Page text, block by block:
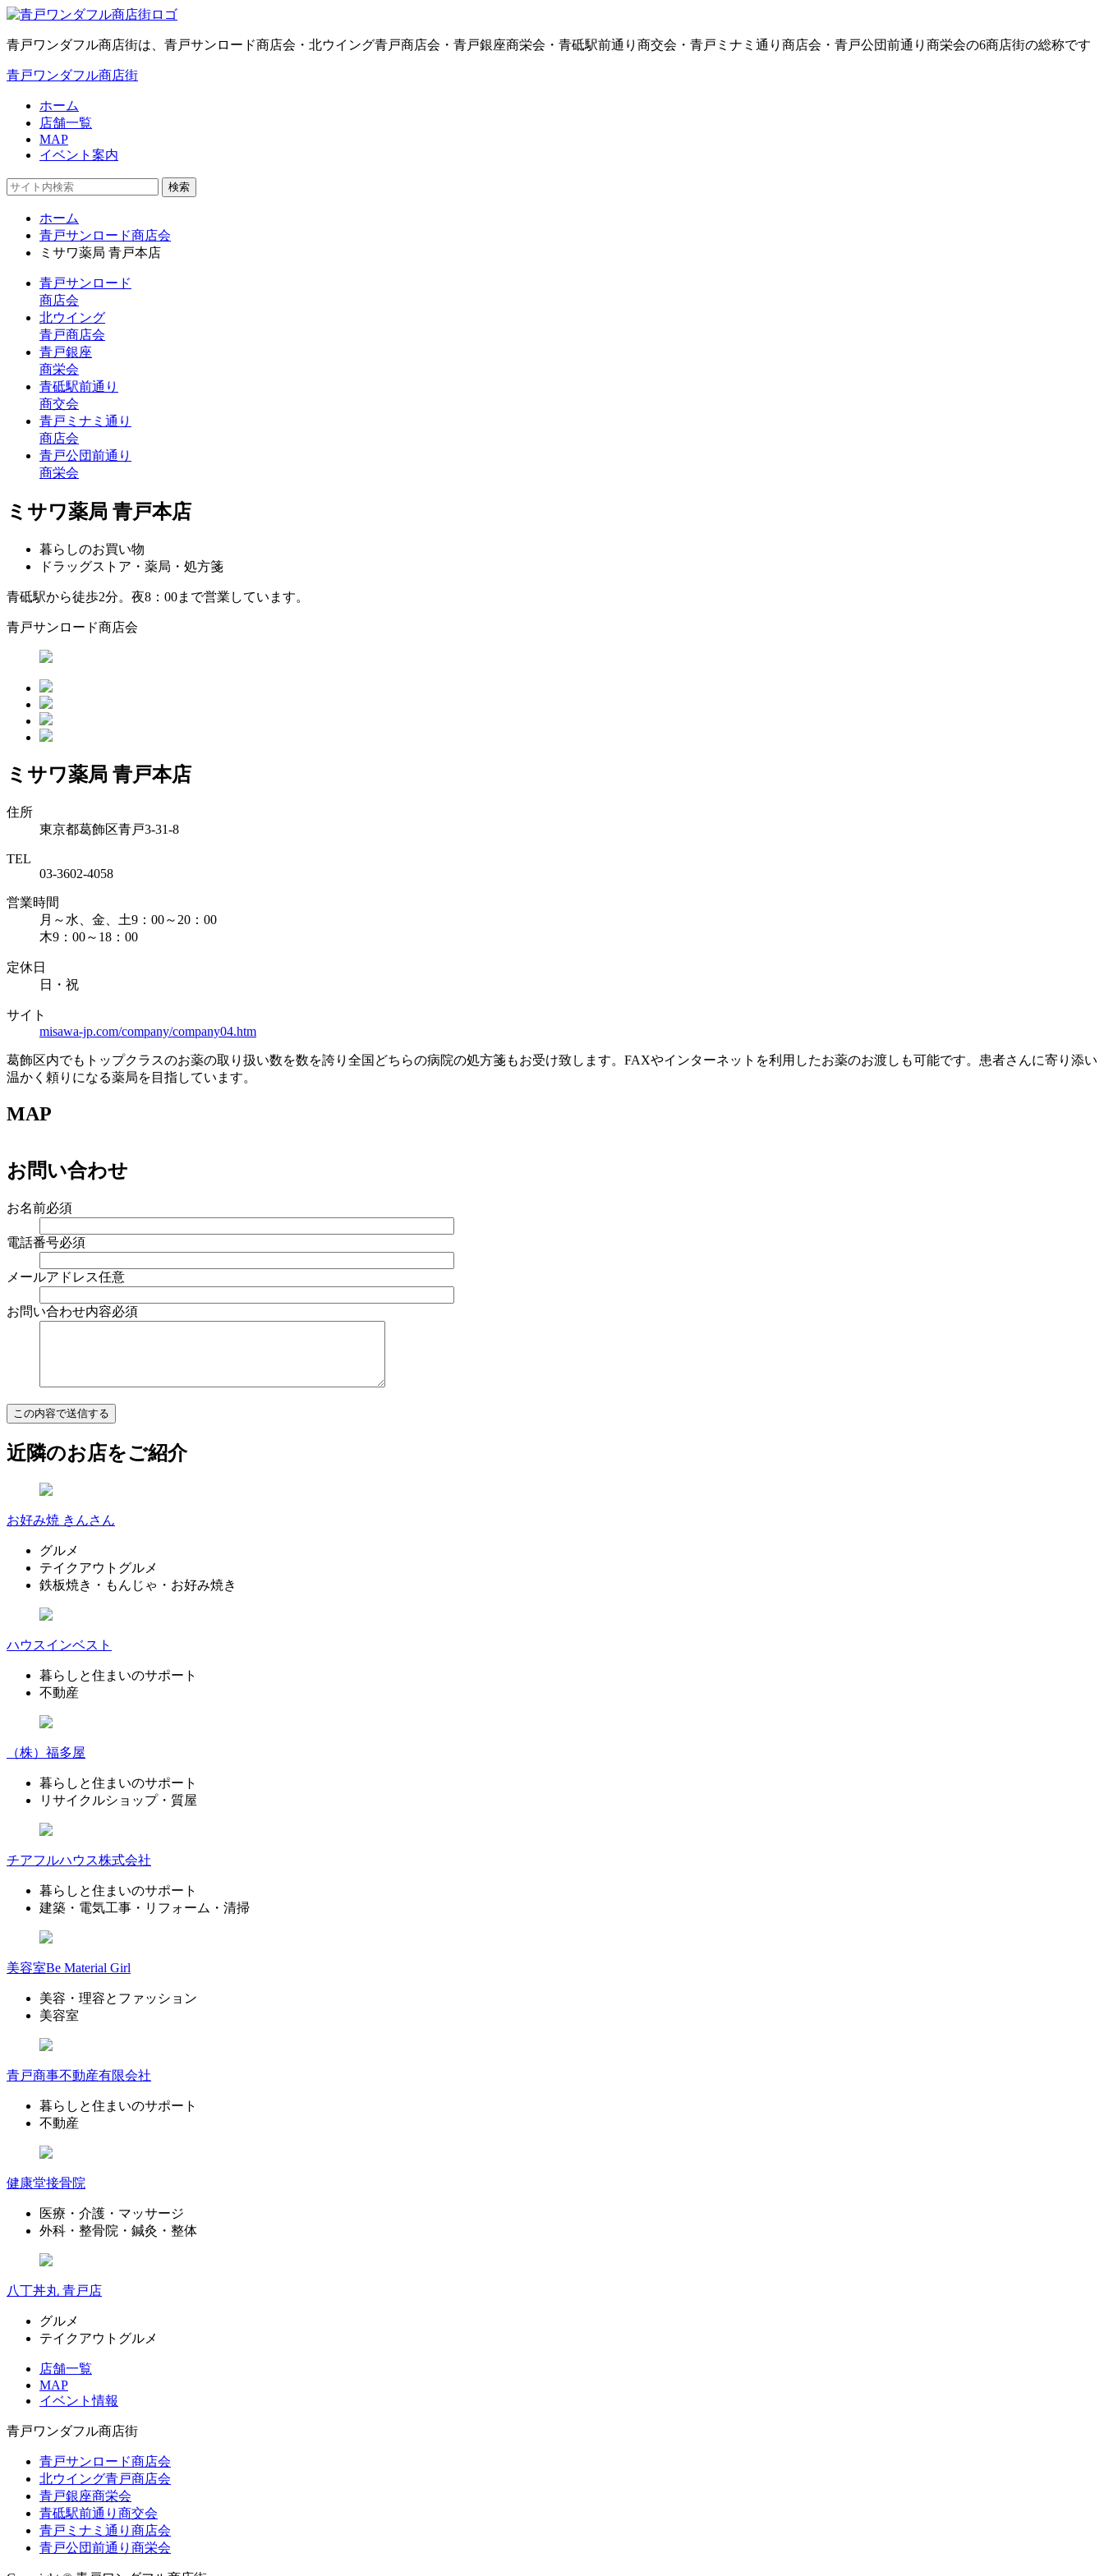
青戸ワンダフル商店街は、青戸サンロード商店会・北ウイング青戸商店会・青戸銀座商栄会・青砥駅前通り商交会・青戸ミナミ通り商店会・青戸公団前通り商栄会の6商店街の総称です
青戸ワンダフル商店街
ホーム
店舗一覧
MAP
イベント案内
検索
ホーム
青戸サンロード商店会
ミサワ薬局 青戸本店
青戸サンロード
商店会
北ウイング
青戸商店会
青戸銀座
商栄会
青砥駅前通り
商交会
青戸ミナミ通り
商店会
青戸公団前通り
商栄会
ミサワ薬局 青戸本店
暮らしのお買い物
ドラッグストア・薬局・処方箋
青砥駅から徒歩2分。夜8：00まで営業しています。
青戸サンロード商店会
ミサワ薬局 青戸本店
住所
東京都葛飾区青戸3-31-8
TEL
03-3602-4058
営業時間
月～水、金、土9：00～20：00
木9：00～18：00
定休日
日・祝
サイト
misawa-jp.com/company/company04.htm
葛飾区内でもトップクラスのお薬の取り扱い数を数を誇り全国どちらの病院の処方箋もお受け致します。FAXやインターネットを利用したお薬のお渡しも可能です。患者さんに寄り添い
温かく頼りになる薬局を目指しています。
MAP
お問い合わせ
お名前必須
電話番号必須
メールアドレス任意
お問い合わせ内容必須
近隣のお店をご紹介
お好み焼 きんさん
グルメ
テイクアウトグルメ
鉄板焼き・もんじゃ・お好み焼き
ハウスインベスト
暮らしと住まいのサポート
不動産
（株）福多屋
暮らしと住まいのサポート
リサイクルショップ・質屋
チアフルハウス株式会社
暮らしと住まいのサポート
建築・電気工事・リフォーム・清掃
美容室Be Material Girl
美容・理容とファッション
美容室
青戸商事不動産有限会社
暮らしと住まいのサポート
不動産
健康堂接骨院
医療・介護・マッサージ
外科・整骨院・鍼灸・整体
八丁丼丸 青戸店
グルメ
テイクアウトグルメ
店舗一覧
MAP
イベント情報
青戸ワンダフル商店街
青戸サンロード商店会
北ウイング青戸商店会
青戸銀座商栄会
青砥駅前通り商交会
青戸ミナミ通り商店会
青戸公団前通り商栄会